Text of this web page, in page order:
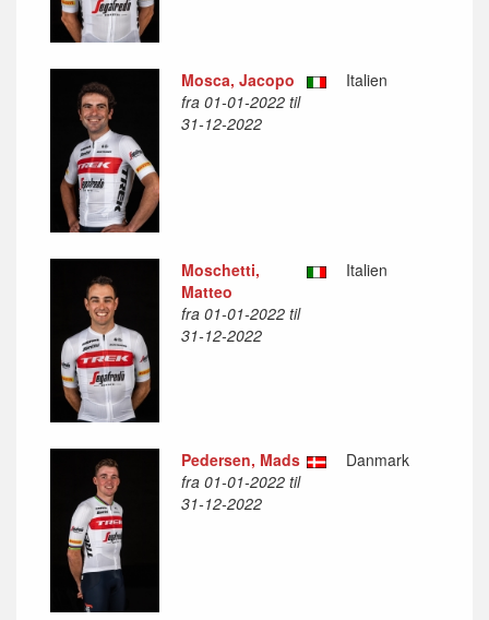
Mosca, Jacopo
fra 01-01-2022 til
31-12-2022
Italien
Moschetti,
Matteo
fra 01-01-2022 til
31-12-2022
Italien
Pedersen, Mads
fra 01-01-2022 til
31-12-2022
Danmark